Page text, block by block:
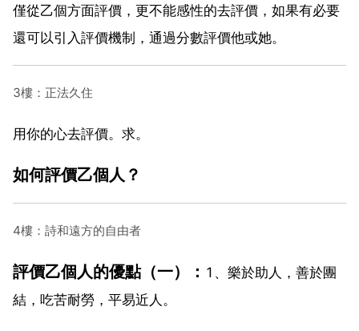
僅從乙個方面評價，更不能感性的去評價，如果有必要
還可以引入評價機制，通過分數評價他或她。
3樓：正法久住
用你的心去評價。求。
如何評價乙個人？
4樓：詩和遠方的自由者
評價乙個人的優點（一）： 1、樂於助人，善於團
結，吃苦耐勞，平易近人。